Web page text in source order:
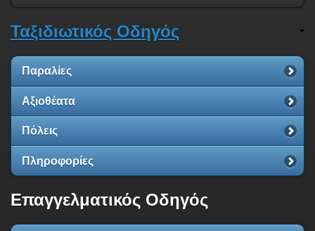
Ταξιδιωτικός Οδηγός
Παραλίες
Αξιοθέατα
Πόλεις
Πληροφορίες
Επαγγελματικός Οδηγός